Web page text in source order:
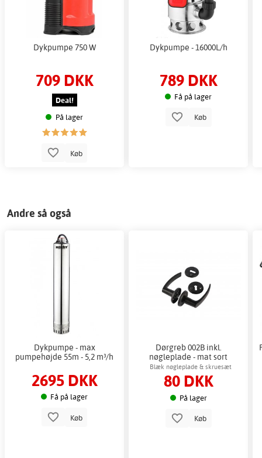
Dykpumpe 750 W
709 DKK
Deal!
På lager
Køb
Dykpumpe - 16000L/h
789 DKK
Få på lager
Køb
Andre så også
Dykpumpe - max
pumpehøjde 55m - 5,2 m³/h
2695 DKK
Få på lager
Køb
Dørgreb 002B inkl.
nøgleplade - mat sort
Blæk nøgleplade & skruesæt
80 DKK
På lager
Køb